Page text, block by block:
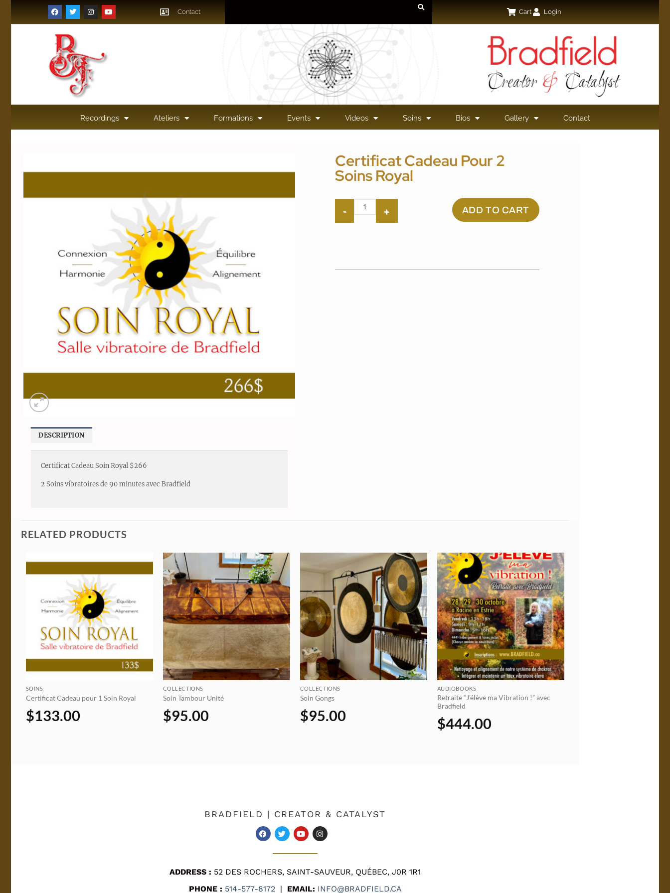
Contact Cart Login
Recordings Ateliers Formations Events Videos Soins Bios Gallery Contact
wishlist
DESCRIPTION
Certificat Cadeau Soin Royal $266
2 Soins vibratoires de 90 minutes avec Bradfield
Certificat Cadeau Pour 2
Soins Royal
ADD TO CART
RELATED PRODUCTS
SOINS
Certificat Cadeau pour 1 Soin Royal
$133.00
Add to
wishlist
COLLECTIONS
Soin Tambour Unité
$95.00
Add to
wishlist
COLLECTIONS
Soin Gongs
$95.00
Add to
wishlist
AUDIOBOOKS
Retraite “J’élève ma Vibration !” avec
Bradfield
$444.00
BRADFIELD | CREATOR & CATALYST
ADDRESS : 52 DES ROCHERS, SAINT-SAUVEUR, QUÉBEC, J0R 1R1
PHONE : 514-577-8172 | EMAIL: INFO@BRADFIELD.CA